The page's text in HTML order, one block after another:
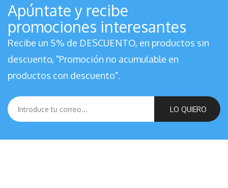
Apúntate y recibe
promociones interesantes
Recibe un 5% de DESCUENTO, en productos sin
descuento, "Promoción no acumulable en
productos con descuento".
LO QUIERO